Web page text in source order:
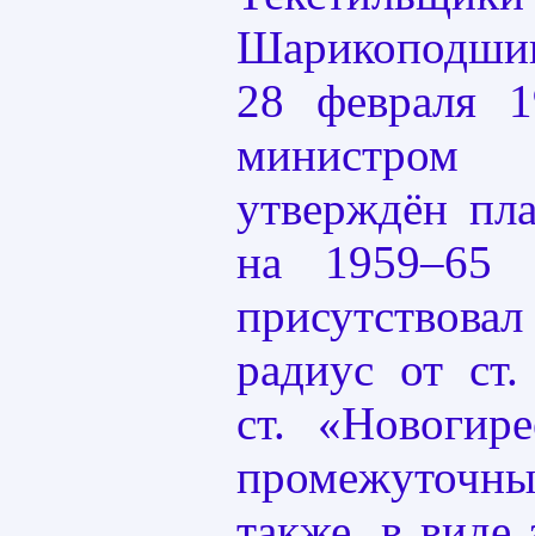
28 февраля
утверждён
на 1959–65
радиус от ст.
ст.